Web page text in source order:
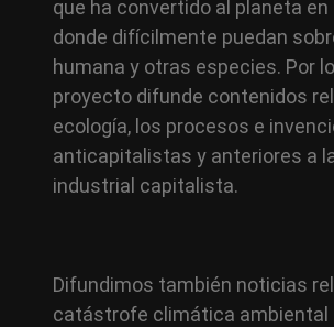
que ha convertido al planeta
donde difícilmente puedan
humana y otras especies. Por
proyecto difunde contenidos
ecología, los procesos e
anticapitalistas y anteriores a
industrial capitalista.
Difundimos también noticias
catástrofe climática ambiental